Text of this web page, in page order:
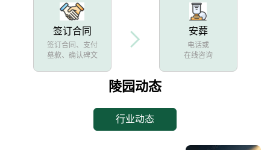
签订合同
签订合同、支付
墓款、确认碑文
安葬
电话或
在线咨询
陵园动态
行业动态